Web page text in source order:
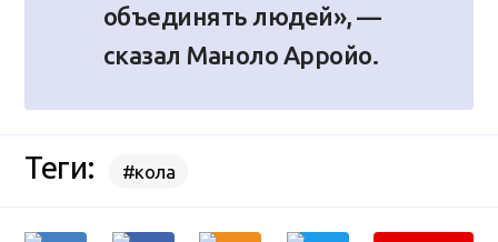
объединять людей», —
сказал Маноло Арройо.
Теги: #кола